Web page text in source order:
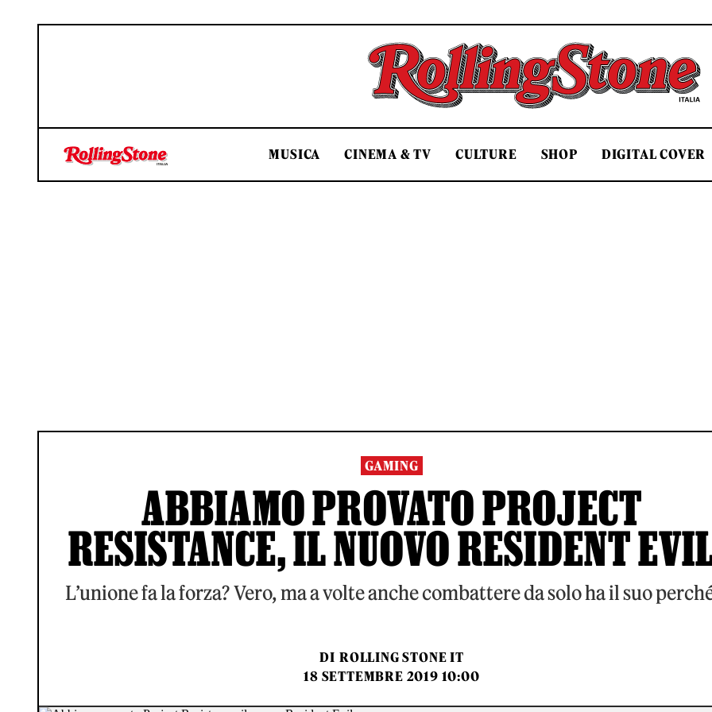
Rolling Stone Italia
MUSICA CINEMA & TV CULTURE SHOP DIGITAL COVER
GAMING
ABBIAMO PROVATO PROJECT
RESISTANCE, IL NUOVO RESIDENT
L’unione fa la forza? Vero, ma a volte anche combattere da solo ha il suo
DI ROLLING STONE IT
18 SETTEMBRE 2019 10:00